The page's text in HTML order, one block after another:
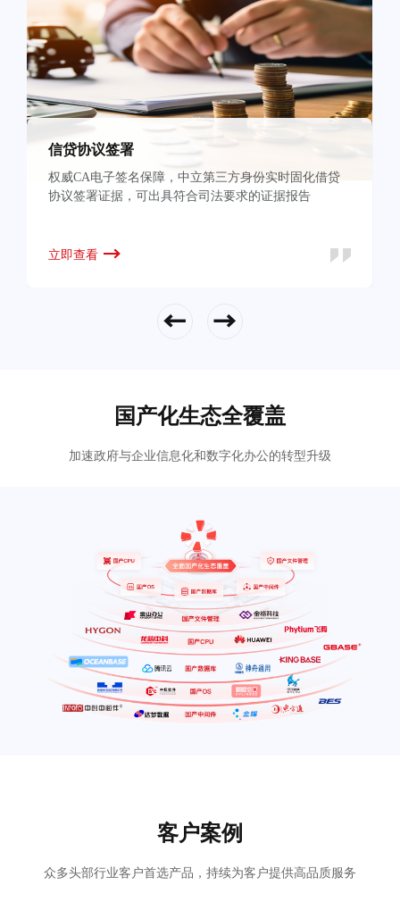
信贷协议签署
权威CA电子签名保障，中立第三方身份实时固化借贷
协议签署证据，可出具符合司法要求的证据报告
立即查看
国产化生态全覆盖
加速政府与企业信息化和数字化办公的转型升级
客户案例
众多头部行业客户首选产品，持续为客户提供高品质服务